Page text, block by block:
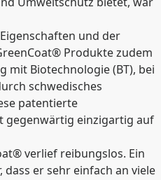
und der
Produkte zudem
mit Biotechnologie (BT), bei
schwedisches
patentierte
gegenwärtig einzigartig auf
verlief reibungslos. Ein
er sehr einfach an viele